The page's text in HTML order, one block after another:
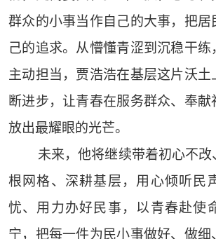
群众的小事当作自己的大事，把居
己的追求。从懵懂青涩到沉稳干练
主动担当，贾浩浩在基层这片沃土
断进步，让青春在服务群众、奉献
放出最耀眼的光芒。
未来，他将继续带着初心不
根网格、深耕基层，用心倾听民
忧、用力办好民事，以青春赴使
宁，把每一件为民小事做好、做细